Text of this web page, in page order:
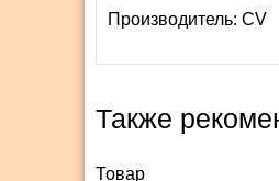
Производитель: СV
Также
Товар